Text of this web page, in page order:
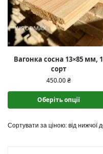
Вагонка сосна 13×85 мм, 1
сорт
450.00₴
Оберіть опції